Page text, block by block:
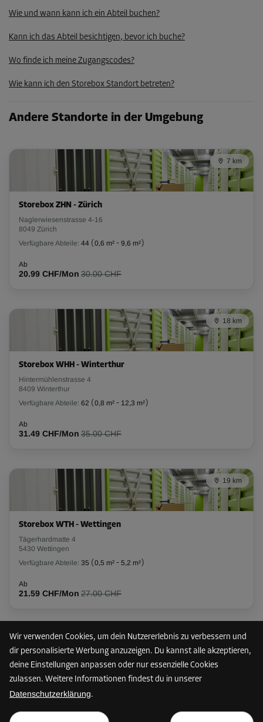
Wir verwenden Cookies, um dein Nutzererlebnis zu verbessern und
dir personalisierte Werbung anzuzeigen. Du kannst alle akzeptieren,
deine Einstellungen anpassen oder nur essenzielle Cookies
zulassen. Weitere Informationen findest du in unserer
Datenschutzerklärung.
304.00 CHF/Mon
Fläche: 6,3 m²
B: m m
-20%
Ab
280.00 CHF/Mon
Fläche: 7,9 m²
Volumen: 23,3 m³
L:3,5m B:2,3m H:3m
-20%
327.00 CHF/Mon
261.59 CHF/Mon
Abteil 39
Fläche: 2,3 m²
Volumen: 6,2 m³
L: m B:1,4 m H:2,7
-20%
Ab
95.19 CHF/Mon
Fläche: 2,3 m²
Volumen: 6,3 m³
L:2m B:1,2m H:2,7m
-20%
Wie und wann kann ich ein Abteil buchen?
Kann ich das Abteil besichtigen, bevor ich buche?
Wo finde ich meine Zugangscodes?
Wie kann ich den Storebox Standort betreten?
Andere Standorte in der Umgebung
7 km
Storebox ZHN - Zürich
Naglerwiesenstrasse 4-16
8049 Zürich
Verfügbare Abteile: 44 (0,6 m² - 9,6 m²)
Ab
20.99 CHF/Mon 30.00 CHF
18 km
Storebox WHH - Winterthur
Hintermühlenstrasse 4
8409 Winterthur
Verfügbare Abteile: 62 (0,8 m² - 12,3 m²)
Ab
31.49 CHF/Mon 35.00 CHF
19 km
Storebox WTH - Wettingen
Tägerhardmatte 4
5430 Wettingen
Verfügbare Abteile: 35 (0,5 m² - 5,2 m²)
Ab
21.59 CHF/Mon 27.00 CHF
PLAN ANZEIGEN
Brauchst du Hilfe bei deiner Buchung?
Hier findest du die Antworten.
SUPPORT ERHALTEN